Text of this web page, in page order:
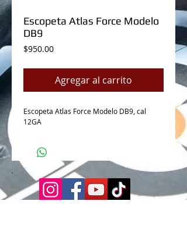
Escopeta Atlas Force Modelo
DB9
$950.00Precio
Agregar al carrito
Escopeta Atlas Force Modelo DB9, cal
12GA